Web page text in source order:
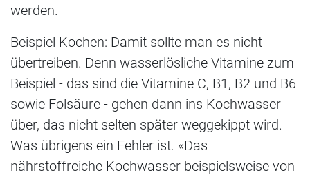
werden.
Beispiel Kochen: Damit sollte man es nicht
übertreiben. Denn wasserlösliche Vitamine zum
Beispiel - das sind die Vitamine C, B1, B2 und B6
sowie Folsäure - gehen dann ins Kochwasser
über, das nicht selten später weggekippt wird.
Was übrigens ein Fehler ist. «Das
nährstoffreiche Kochwasser beispielsweise von